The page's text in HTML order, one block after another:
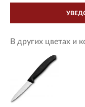
В других цветах и